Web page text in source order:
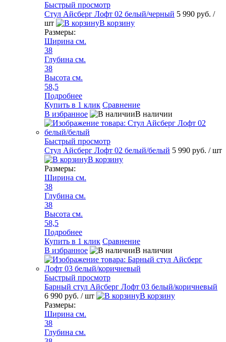
Быстрый просмотр
Стул Айсберг Лофт 02 белый/черный 5 990 руб. /
шт
В корзину
Размеры:
Ширина см.
38
Глубина см.
38
Высота см.
58,5
Подробнее
Купить в 1 клик Сравнение
В избранное
В наличии
Быстрый просмотр
Стул Айсберг Лофт 02 белый/белый 5 990 руб. / шт
В корзину
Размеры:
Ширина см.
38
Глубина см.
38
Высота см.
58,5
Подробнее
Купить в 1 клик Сравнение
В избранное
В наличии
Быстрый просмотр
Барный стул Айсберг Лофт 03 белый/коричневый
6 990 руб. / шт
В корзину
Размеры:
Ширина см.
38
Глубина см.